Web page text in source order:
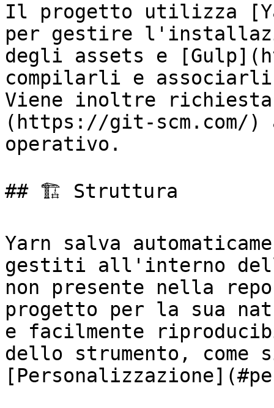
Il progetto utilizza
per gestire
degli assets e
compilarli e
Viene inoltre
(https://git-scm.com/
operativo.
## 🏗️ Struttura
Yarn salva
gestiti all'interno
non presente nella
progetto per la sua
e facilmente
dello strumento, come